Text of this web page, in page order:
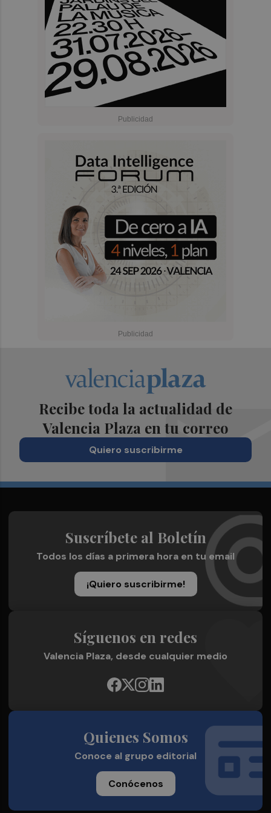
Recibe toda la actualidad de
Valencia Plaza en tu correo
Quiero suscribirme
Suscríbete al Boletín
Todos los días a primera hora en tu email
¡Quiero suscribirme!
Síguenos en redes
Valencia Plaza, desde cualquier medio
Quienes Somos
Conoce al grupo editorial
Conócenos